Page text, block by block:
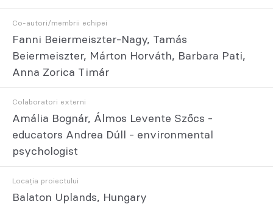
Co-autori/membrii echipei
Fanni Beiermeiszter-Nagy, Tamás
Beiermeiszter, Márton Horváth, Barbara Pati,
Anna Zorica Timár
Colaboratori externi
Amália Bognár, Álmos Levente Szőcs -
educators Andrea Dúll - environmental
psychologist
Locația proiectului
Balaton Uplands, Hungary